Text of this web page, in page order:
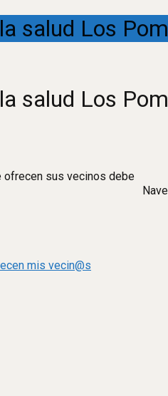
salud Los
salud Los
ofrecen sus vecinos debe
mis vecin@s